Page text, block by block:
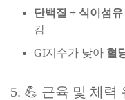
단백질 + 식이섬
감
GI지수가 낮아 혈
5. 💪 근육 및 체력